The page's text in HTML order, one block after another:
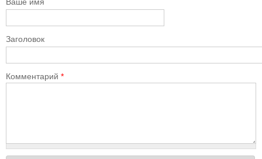
Заголовок
Комментарий *